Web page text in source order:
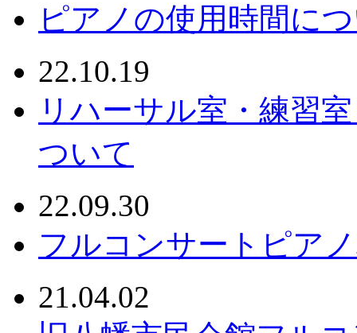
ピアノの使用時間に
22.10.19
リハーサル室・練習
ついて
22.09.30
フルコンサートピア
21.04.02